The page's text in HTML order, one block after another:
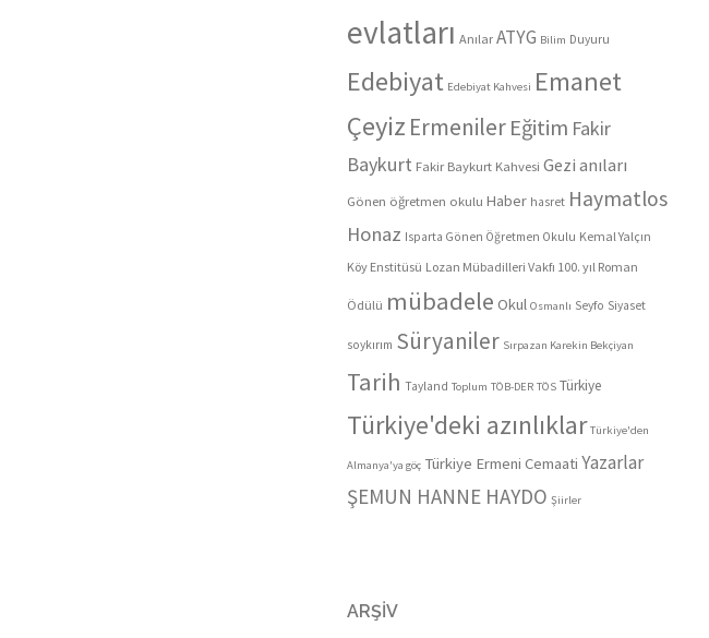
evlatları Anılar ATYG Bilim Duyuru
Edebiyat Edebiyat Kahvesi Emanet
Çeyiz ErmenilerEğitim Fakir
Baykurt Fakir Baykurt Kahvesi Gezi anıları
Gönen öğretmen okulu Haber hasret Haymatlos
Honaz Isparta Gönen Öğretmen Okulu Kemal Yalçın
Köy Enstitüsü Lozan Mübadilleri Vakfı 100. yıl Roman
Ödülü mübadele Okul Osmanlı Seyfo Siyaset
soykırım Süryaniler Sırpazan Karekin Bekçiyan
Tarih Tayland Toplum TÖB-DER TÖS Türkiye
Türkiye'deki azınlıklar Türkiye'den
Almanya'ya göç Türkiye Ermeni Cemaati Yazarlar
ŞEMUN HANNE HAYDO Şiirler
ARŞIV